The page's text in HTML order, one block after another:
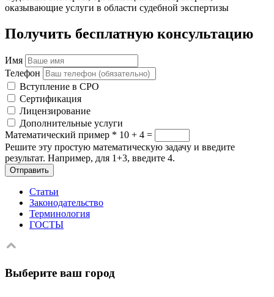
оказывающие услуги в области судебной экспертизы
Получить бесплатную консультацию
Имя
Телефон
Вступление в СРО
Сертификация
Лицензирование
Дополнительные услуги
Математический пример * 10 + 4 =
Решите эту простую математическую задачу и введите
результат. Например, для 1+3, введите 4.
Отправить
Статьи
Законодательство
Терминология
ГОСТЫ
Выберите ваш город